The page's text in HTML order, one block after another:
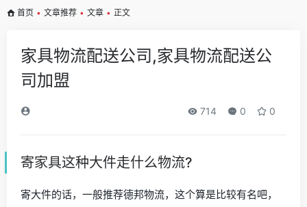
首页 • 文章推荐 • 文章 • 正文
家具物流配送公司,家具物流配送公
司加盟
714 0 0
寄家具这种大件走什么物流?
寄大件的话，一般推荐德邦物流，这个算是比较有名吧，